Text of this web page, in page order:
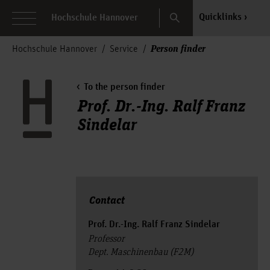
Hochschule Hannover Search Quicklinks
Hochschule Hannover Service Person finder
To the person finder
Prof. Dr.-Ing. Ralf Franz
Sindelar
Contact
Prof. Dr.-Ing. Ralf Franz Sindelar
Professor
Dept. Maschinenbau (F2M)